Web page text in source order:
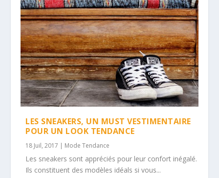
LES SNEAKERS, UN MUST VESTIMENTAIRE
POUR UN LOOK TENDANCE
18 Juil, 2017 | Mode Tendance
Les sneakers sont appréciés pour leur confort inégalé.
Ils constituent des modèles idéals si vous...